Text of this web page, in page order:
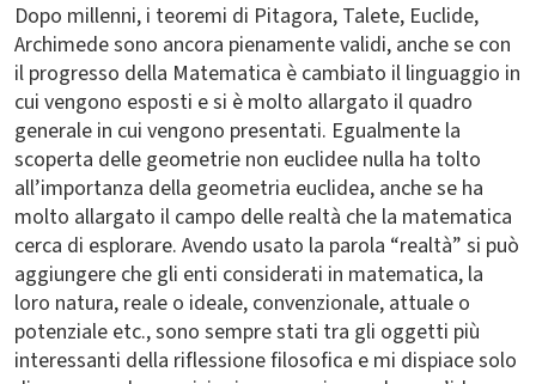
Dopo millenni, i teoremi di Pitagora, Talete, Euclide,
Archimede sono ancora pienamente validi, anche se con
il progresso della Matematica è cambiato il linguaggio in
cui vengono esposti e si è molto allargato il quadro
generale in cui vengono presentati. Egualmente la
scoperta delle geometrie non euclidee nulla ha tolto
all’importanza della geometria euclidea, anche se ha
molto allargato il campo delle realtà che la matematica
cerca di esplorare. Avendo usato la parola “realtà” si può
aggiungere che gli enti considerati in matematica, la
loro natura, reale o ideale, convenzionale, attuale o
potenziale etc., sono sempre stati tra gli oggetti più
interessanti della riflessione filosofica e mi dispiace solo